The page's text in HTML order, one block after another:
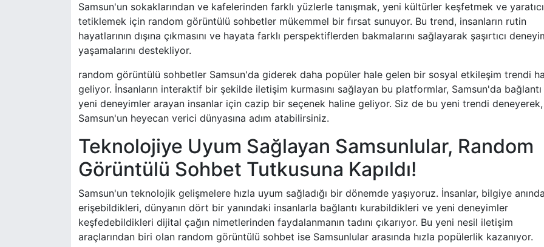
Samsun'un sokaklarından ve kafelerinden farklı yüzlerle tanışmak, yeni kültürler keşfetmek ve
tetiklemek için random görüntülü sohbetler mükemmel bir fırsat sunuyor. Bu trend, insanların rutin
hayatlarının dışına çıkmasını ve hayata farklı perspektiflerden bakmalarını sağlayarak şaşırtıcı
yaşamalarını destekliyor.
random görüntülü sohbetler Samsun'da giderek daha popüler hale gelen bir sosyal etkileşim trendi
geliyor. İnsanların interaktif bir şekilde iletişim kurmasını sağlayan bu platformlar, Samsun'da
yeni deneyimler arayan insanlar için cazip bir seçenek haline geliyor. Siz de bu yeni trendi deneyerek,
Samsun'un heyecan verici dünyasına adım atabilirsiniz.
Teknolojiye Uyum Sağlayan Samsunlular, Random
Görüntülü Sohbet Tutkusuna Kapıldı!
Samsun'un teknolojik gelişmelere hızla uyum sağladığı bir dönemde yaşıyoruz. İnsanlar, bilgiye anında
erişebildikleri, dünyanın dört bir yanındaki insanlarla bağlantı kurabildikleri ve yeni deneyimler
keşfedebildikleri dijital çağın nimetlerinden faydalanmanın tadını çıkarıyor. Bu yeni nesil iletişim
araçlarından biri olan random görüntülü sohbet ise Samsunlular arasında hızla popülerlik kazanıyor.